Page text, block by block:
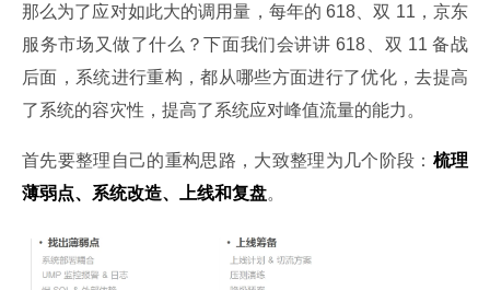
那么为了应对如此大的调用量，每年的 618、双 11，京东
服务市场又做了什么？下面我们会讲讲 618、双 11 备战
后面，系统进行重构，都从哪些方面进行了优化，去提高
了系统的容灾性，提高了系统应对峰值流量的能力。
首先要整理自己的重构思路，大致整理为几个阶段： 梳理
薄弱点、系统改造、上线和复盘。